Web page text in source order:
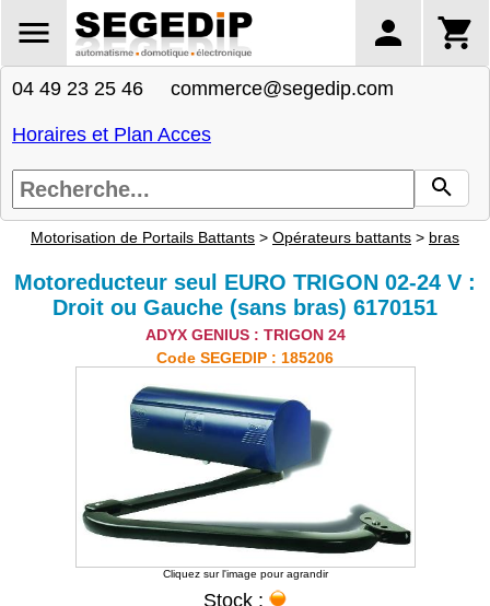
04 49 23 25 46 commerce@segedip.com
Horaires et Plan Acces
Motorisation de Portails Battants > Opérateurs battants > bras
Motoreducteur seul EURO TRIGON 02-24 V :
Droit ou Gauche (sans bras) 6170151
ADYX GENIUS : TRIGON 24
Code SEGEDIP : 185206
Cliquez sur l'image pour agrandir
Stock :